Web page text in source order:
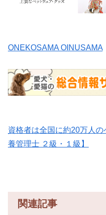
ONEKOSAMA OINUSAMA
資格者は全国に約20万人
養管理士 ２級・１級】
関連記事